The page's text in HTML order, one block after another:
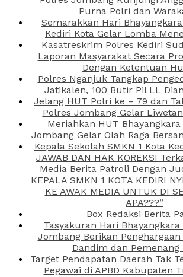
Purna Polri dan
Semarakkan Hari
Kediri Kota Gelar Lomba
Kasatreskrim Polres Kediri
Laporan Masyarakat Secara
Dengan Ketentuan
Polres Nganjuk Tangkap
Jatikalen, 100 Butir Pil LL
Jelang HUT Polri ke – 79 dan
Polres Jombang Gelar
Meriahkan HUT
Jombang Gelar Olah Raga
Kepala Sekolah SMKN 1 Kota
JAWAB DAN HAK KOREKSI
Media Berita Patroli Dengan
KEPALA SMKN 1 KOTA KEDIRI
KE AWAK MEDIA UNTUK DI
APA???”
Box Redaksi Berita
Tasyakuran Hari
Jombang Berikan
Dandim dan Pemenang
Target Pendapatan Daerah Tak
Pegawai di APBD Kabupaten